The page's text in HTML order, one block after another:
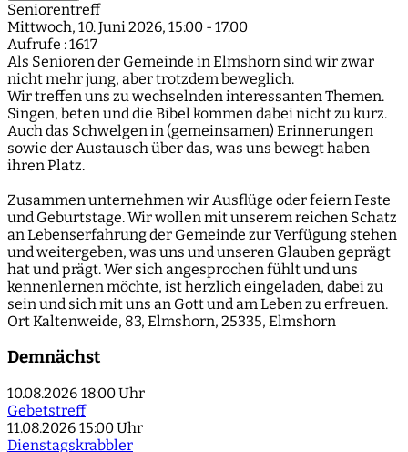
Seniorentreff
Mittwoch, 10. Juni 2026, 15:00 - 17:00
Aufrufe : 1617
Als Senioren der Gemeinde in Elmshorn sind wir zwar
nicht mehr jung, aber trotzdem beweglich.
Wir treffen uns zu wechselnden interessanten Themen.
Singen, beten und die Bibel kommen dabei nicht zu kurz.
Auch das Schwelgen in (gemeinsamen) Erinnerungen
sowie der Austausch über das, was uns bewegt haben
ihren Platz.
Zusammen unternehmen wir Ausflüge oder feiern Feste
und Geburtstage. Wir wollen mit unserem reichen Schatz
an Lebenserfahrung der Gemeinde zur Verfügung stehen
und weitergeben, was uns und unseren Glauben geprägt
hat und prägt. Wer sich angesprochen fühlt und uns
kennenlernen möchte, ist herzlich eingeladen, dabei zu
sein und sich mit uns an Gott und am Leben zu erfreuen.
OrtKaltenweide, 83, Elmshorn, 25335, Elmshorn
Demnächst
10.08.2026 18:00 Uhr
Gebetstreff
11.08.2026 15:00 Uhr
Dienstagskrabbler